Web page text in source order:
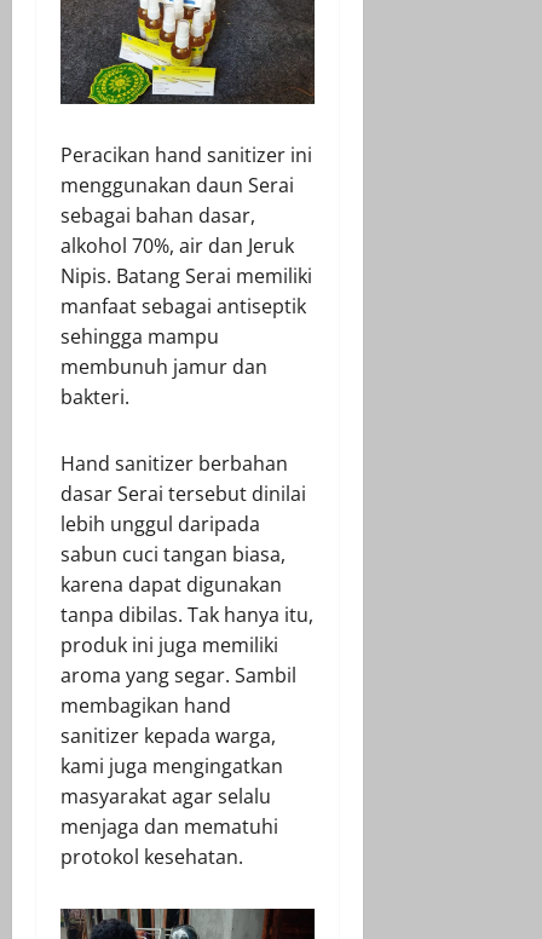
Peracikan hand sanitizer ini
menggunakan daun Serai
sebagai bahan dasar,
alkohol 70%, air dan Jeruk
Nipis. Batang Serai memiliki
manfaat sebagai antiseptik
sehingga mampu
membunuh jamur dan
bakteri.
Hand sanitizer berbahan
dasar Serai tersebut dinilai
lebih unggul daripada
sabun cuci tangan biasa,
karena dapat digunakan
tanpa dibilas. Tak hanya itu,
produk ini juga memiliki
aroma yang segar. Sambil
membagikan hand
sanitizer kepada warga,
kami juga mengingatkan
masyarakat agar selalu
menjaga dan mematuhi
protokol kesehatan.